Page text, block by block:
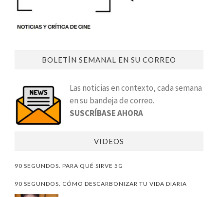
BOLETÍN SEMANAL EN SU CORREO
Las noticias en contexto, cada semana
en su bandeja de correo.
SUSCRÍBASE AHORA
VIDEOS
90 SEGUNDOS. PARA QUÉ SIRVE 5G
90 SEGUNDOS. CÓMO DESCARBONIZAR TU VIDA DIARIA